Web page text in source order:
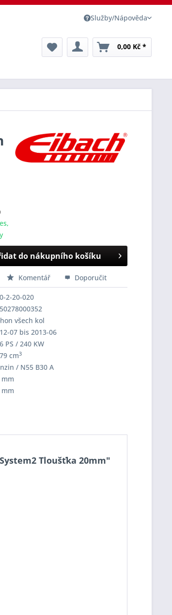
Služby/Nápověda
0,00 Kč *
do nákupního košíku
Komentář Doporučit
2-20-020
všech kol
07 bis 2013-06
PS / 240 KW
cm3
/ N55 B30 A
mm
mm
System2 Tloušťka 20mm"